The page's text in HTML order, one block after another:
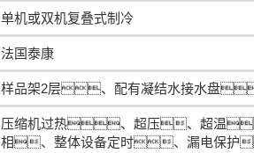
单机或双机复叠式制冷
法国泰康
样品架2层、配有凝结水接水盘
压缩机过热、超压、超温
相、整体设备定时、漏电保